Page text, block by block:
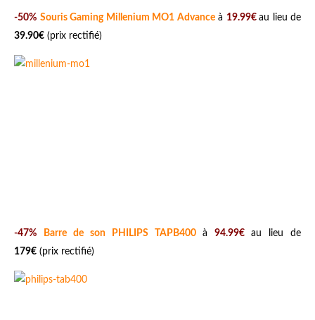
-50% Souris Gaming Millenium MO1 Advanceà 19.99€ au lieu de
39.90€ (prix rectifié)
-47% Barre de son PHILIPS TAPB400à94.99€
au lieu de
179€ (prix rectifié)